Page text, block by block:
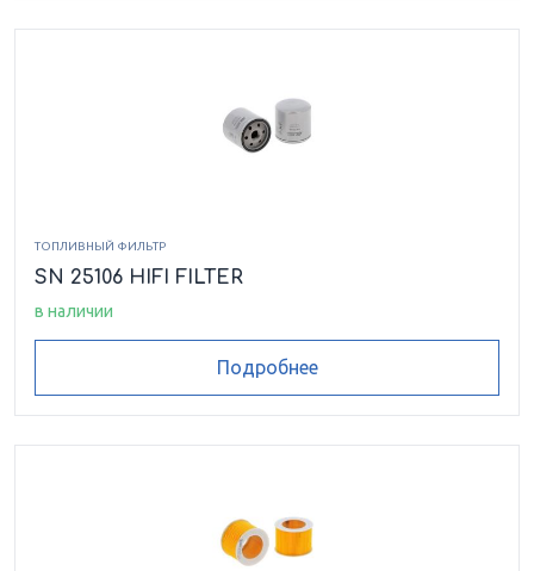
ТОПЛИВНЫЙ ФИЛЬТР
SN 25106 HIFI FILTER
в наличии
Подробнее